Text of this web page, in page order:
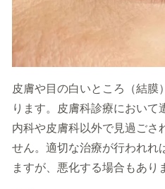
皮膚や目の白いところ（結膜
ります。皮膚科診療において
内科や皮膚科以外で見過ごさ
せん。 適切な治療が行われれ
ますが、悪化する場合もあり